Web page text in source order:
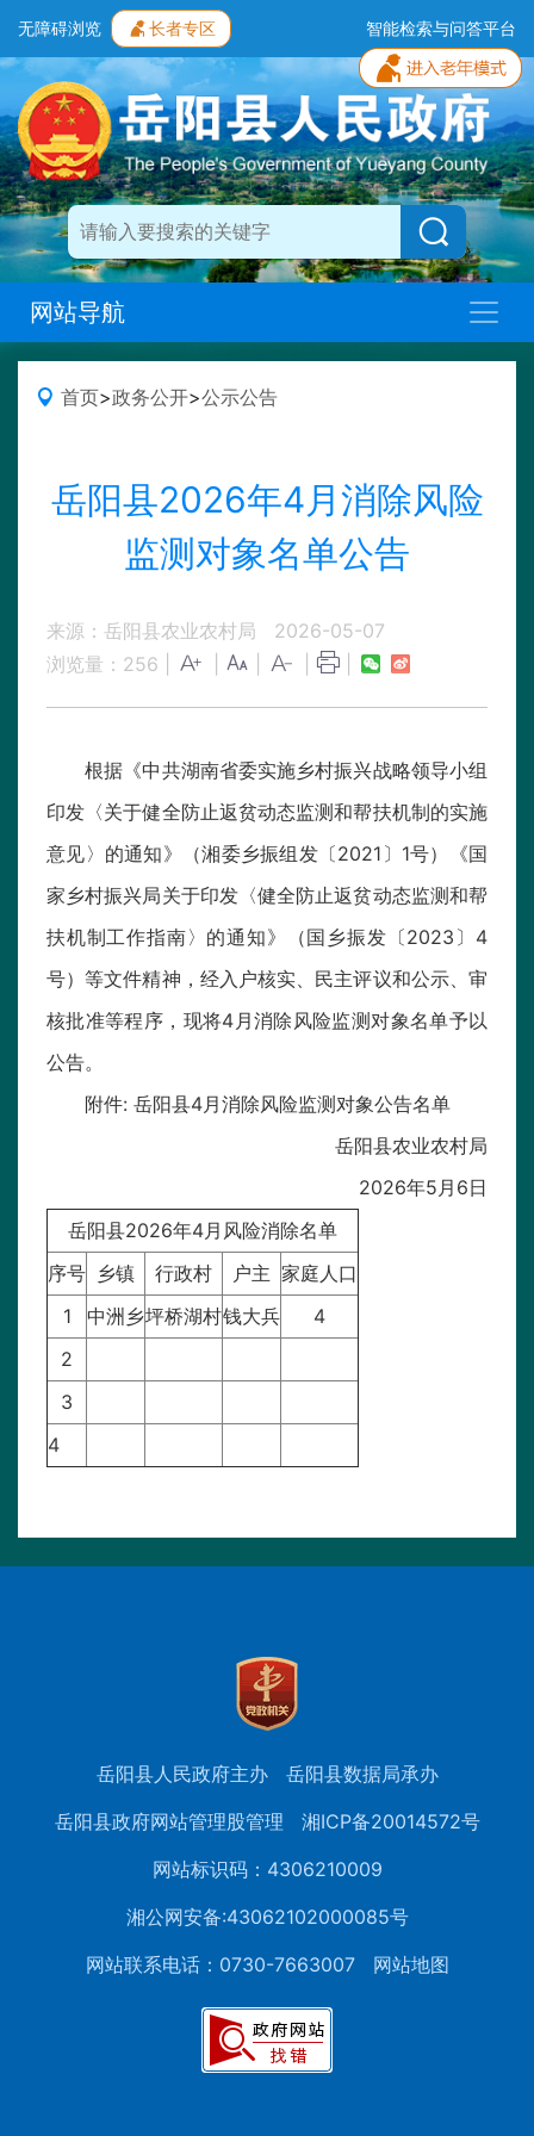
无障碍浏览 长者专区 智能检索与问答平台
网站导航
首页>政务公开>公示公告
岳阳县2026年4月消除风险
监测对象名单公告
来源：岳阳县农业农村局
2026-05-07
浏览量： 256
根据《中共湖南省委实施乡村振兴战略领导小组
印发〈关于健全防止返贫动态监测和帮扶机制的实施
意见〉的通知》（湘委乡振组发〔2021〕1号）《国
家乡村振兴局关于印发〈健全防止返贫动态监测和帮
扶机制工作指南〉的通知》（国乡振发〔2023〕4
号）等文件精神，经入户核实、民主评议和公示、审
核批准等程序，现将4月消除风险监测对象名单予以
公告。
附件: 岳阳县4月消除风险监测对象公告名单
岳阳县农业农村局
2026年5月6日
岳阳县2026年4月风险消除名单
序号 乡镇 行政村 户主 家庭人口
1
中洲乡坪桥湖村钱大兵
4
2
3
4
岳阳县人民政府主办
岳阳县数据局承办
岳阳县政府网站管理股管理
湘ICP备20014572号
网站标识码：4306210009
湘公网安备:43062102000085号
网站联系电话：0730-7663007
网站地图